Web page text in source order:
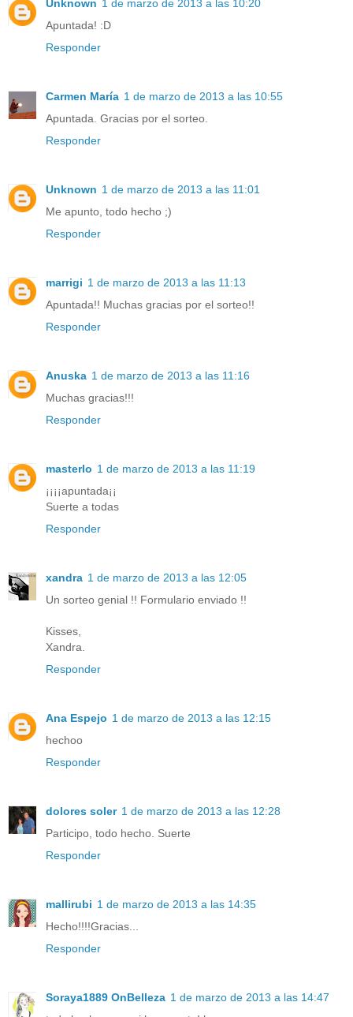
Unknown 1 de marzo de 2013 a las 10:20
Apuntada! :D
Responder
Carmen María 1 de marzo de 2013 a las 10:55
Apuntada. Gracias por el sorteo.
Responder
Unknown 1 de marzo de 2013 a las 11:01
Me apunto, todo hecho ;)
Responder
marrigi 1 de marzo de 2013 a las 11:13
Apuntada!! Muchas gracias por el sorteo!!
Responder
Anuska 1 de marzo de 2013 a las 11:16
Muchas gracias!!!
Responder
masterlo 1 de marzo de 2013 a las 11:19
¡¡¡¡apuntada¡¡
Suerte a todas
Responder
xandra 1 de marzo de 2013 a las 12:05
Un sorteo genial !! Formulario enviado !!
Kisses,
Xandra.
Responder
Ana Espejo 1 de marzo de 2013 a las 12:15
hechoo
Responder
dolores soler 1 de marzo de 2013 a las 12:28
Participo, todo hecho. Suerte
Responder
mallirubi 1 de marzo de 2013 a las 14:35
Hecho!!!!Gracias...
Responder
Soraya1889 OnBelleza 1 de marzo de 2013 a las 14:47